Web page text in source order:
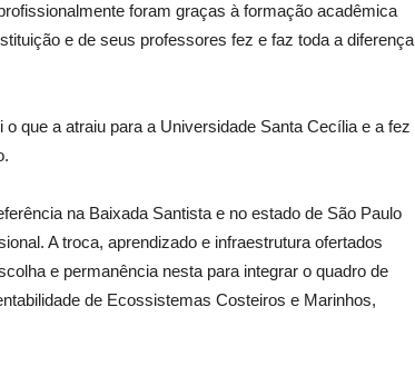
foram graças à formação acadêmica
e de seus professores fez e faz toda a diferença
que a atraiu para a Universidade Santa Cecília e a fez
na Baixada Santista e no estado de São Paulo
A troca, aprendizado e infraestrutura ofertados
e permanência nesta para integrar o quadro de
de Ecossistemas Costeiros e Marinhos,